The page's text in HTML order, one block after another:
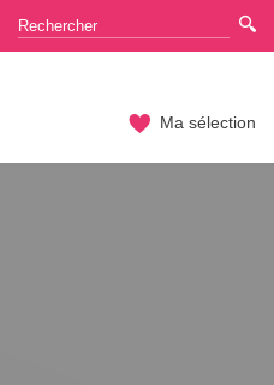
Ma sélection